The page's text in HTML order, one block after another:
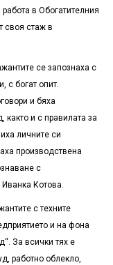
в Обогатителния
своя стаж в
се запознаха с
с богат опит.
и бяха
както и с правилата за
личните си
производствена
с
Иванка Котова.
с техните
и на фона
За всички тях е
работно облекло,